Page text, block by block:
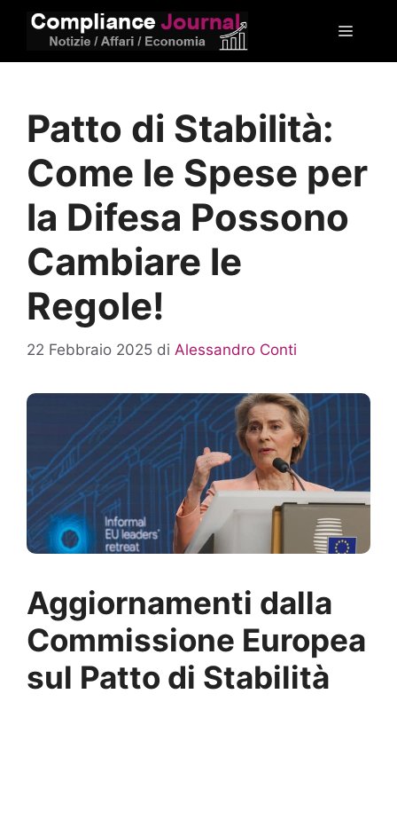
Menu
Patto di Stabilità:
Come le Spese per
la Difesa Possono
Cambiare le
Regole!
22 Febbraio 2025 di Alessandro Conti
Aggiornamenti dalla
Commissione Europea
sul Patto di Stabilità